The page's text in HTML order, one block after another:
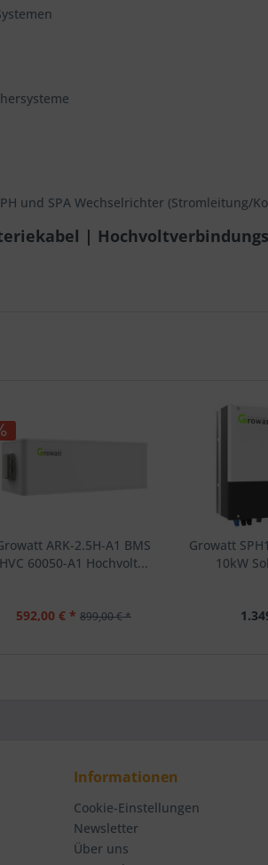
und SPA Wechselrichter (Stromleitung/
|
ARK-2.5H-A1 BMS
HVC 60050-A1 Hochvolt...
592,00 € * 899,00 € *
Growatt
10kW
Informationen
Cookie-Einstellungen
Newsletter
Über uns